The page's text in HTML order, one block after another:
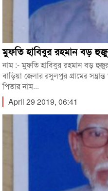
মুফতি হাবিবুর রহমান বড়
নাম :- মুফতি হাবিবুর রহমান বড়
বাড়িয়া জেলার রসুলপুর গ্রামের
পিতার নাম...
April 29 2019, 06:41